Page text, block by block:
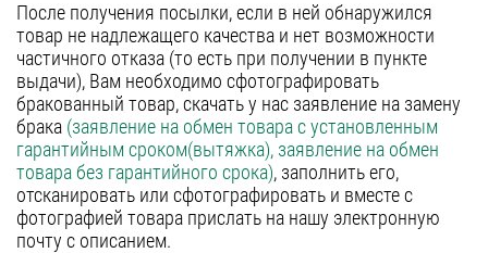
После получения посылки, если в ней обнаружился
товар не надлежащего качества и нет возможности
частичного отказа (то есть при получении в пункте
выдачи), Вам необходимо сфотографировать
бракованный товар, скачать у нас заявление на замену
брака (заявление на обмен товара с установленным
гарантийным сроком(вытяжка), заявление на обмен
товара без гарантийного срока), заполнить его,
отсканировать или сфотографировать и вместе с
фотографией товара прислать на нашу электронную
почту с описанием.